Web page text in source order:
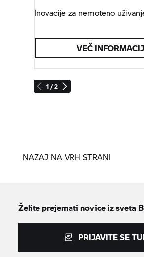
1 / 2
Inovacije za nemoteno
VEČ INFORMACIJ
NAZAJ NA VRH STRANI
Želite prejemati novice iz sveta
PRIJAVITE SE